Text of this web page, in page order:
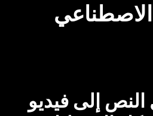
الاصطناعي
النص إلى فيديو